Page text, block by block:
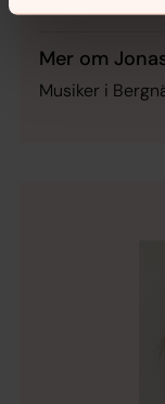
Mer om
Musiker i